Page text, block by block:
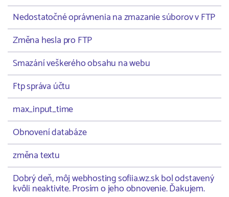
Nedostatočné oprávnenia na zmazanie súborov v FTP
Změna hesla pro FTP
Smazání veškerého obsahu na webu
Ftp správa účtu
max_input_time
Obnovení databáze
změna textu
Dobrý deň, môj webhosting sofiia.wz.sk bol odstavený
kvôli neaktivite. Prosím o jeho obnovenie. Ďakujem.